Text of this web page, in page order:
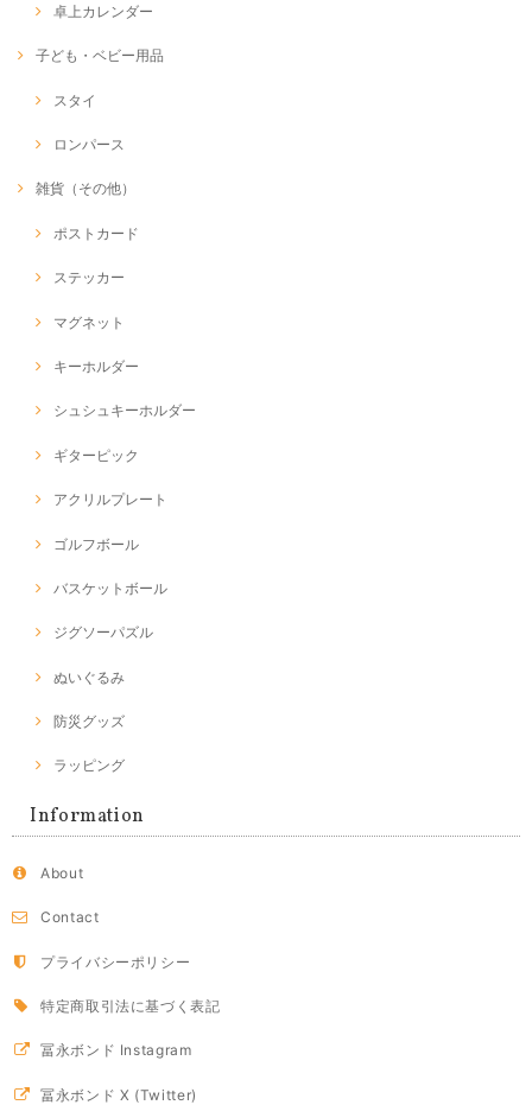
卓上カレンダー
子ども・ベビー用品
スタイ
ロンパース
雑貨（その他）
ポストカード
ステッカー
マグネット
キーホルダー
シュシュキーホルダー
ギターピック
アクリルプレート
ゴルフボール
バスケットボール
ジグソーパズル
ぬいぐるみ
防災グッズ
ラッピング
Information
About
Contact
プライバシーポリシー
特定商取引法に基づく表記
冨永ボンド Instagram
冨永ボンド X (Twitter)